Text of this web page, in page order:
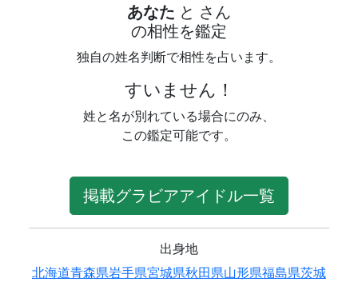
あなた と さん
の相性を鑑定
独自の姓名判断で相性を占います。
すいません！
姓と名が別れている場合にのみ、
この鑑定可能です。
掲載グラビアアイドル一覧
出身地
北海道青森県岩手県宮城県秋田県山形県福島県茨城